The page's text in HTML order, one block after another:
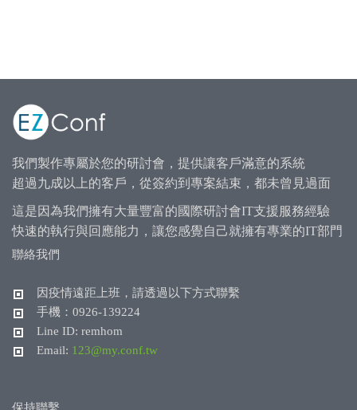
我們製作專屬於您的研討會，提供讓客戶滿意的系統
超過九成以上的客戶，從簽約到專案結束，都未曾見過面
這是因為我們擁有大量豐富的國際研討會IT支援服務經驗
快速的執行與回應能力，讓您感覺自己就擁有專業的IT部門
聯絡我們
因疫情遠距上班，請透過以下方式聯繫
手機：0926-139224
Line ID: remhom
Email: 123@my.conf.tw